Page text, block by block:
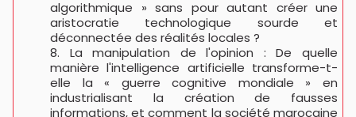
algorithmique » sans pour autant créer une
aristocratie technologique sourde et
déconnectée des réalités locales ?
La manipulation de l'opinion : De quelle
manière l'intelligence artificielle transforme-t-
elle la « guerre cognitive mondiale » en
industrialisant la création de fausses
informations, et comment la société marocaine